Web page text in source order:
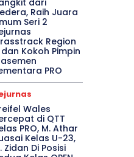
dari
Raih Juara
Seri 2
Region
Kokoh Pimpin
PRO
Wales
di QTT
PRO, M. Athar
Kelas U-23,
Zidan Di Posisi